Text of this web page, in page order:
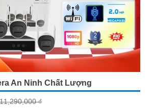
An Ninh Chất Lượng
11,290,000 ₫